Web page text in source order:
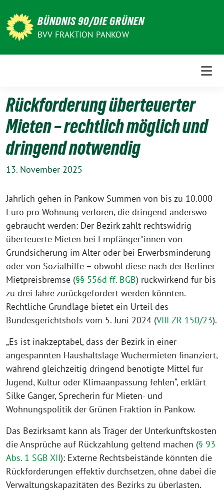
zum
Inhalt
BÜNDNIS 90/DIE GRÜNEN
BVV FRAKTION PANKOW
Rückforderung überteuerter
Mieten – rechtlich möglich und
dringend notwendig
13. November 2025
Jährlich gehen in Pankow Summen von bis zu 10.000
Euro pro Wohnung verloren, die dringend anderswo
gebraucht werden: Der Bezirk zahlt rechtswidrig
überteuerte Mieten bei Empfänger*innen von
Grundsicherung im Alter oder bei Erwerbsminderung
oder von Sozialhilfe – obwohl diese nach der Berliner
Mietpreisbremse (§§ 556d ff. BGB) rückwirkend für bis
zu drei Jahre zurückgefordert werden könnten.
Rechtliche Grundlage bietet ein Urteil des
Bundesgerichtshofs vom 5. Juni 2024 (VIII ZR 150/23).
„Es ist inakzeptabel, dass der Bezirk in einer
angespannten Haushaltslage Wuchermieten finanziert,
während gleichzeitig dringend benötigte Mittel für
Jugend, Kultur oder Klimaanpassung fehlen“, erklärt
Silke Gänger, Sprecherin für Mieten- und
Wohnungspolitik der Grünen Fraktion in Pankow.
Das Bezirksamt kann als Träger der Unterkunftskosten
die Ansprüche auf Rückzahlung geltend machen (§ 93
Abs. 1 SGB XII): Externe Rechtsbeistände könnten die
Rückforderungen effektiv durchsetzen, ohne dabei die
Verwaltungskapazitäten des Bezirks zu überlasten.